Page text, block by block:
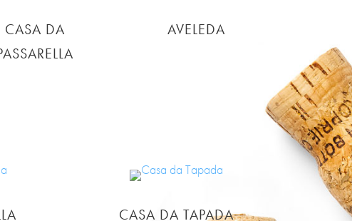
CASA DA
AVELEDA
CASA DA TAPADA